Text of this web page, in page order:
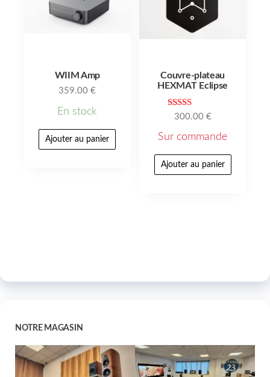
WIIM Amp
359.00€
En stock
Ajouter au panier
Couvre-plateau
HEXMAT Eclipse
Note
sur 5
300.00 €
Sur commande
Ajouter au panier
NOTRE MAGASIN